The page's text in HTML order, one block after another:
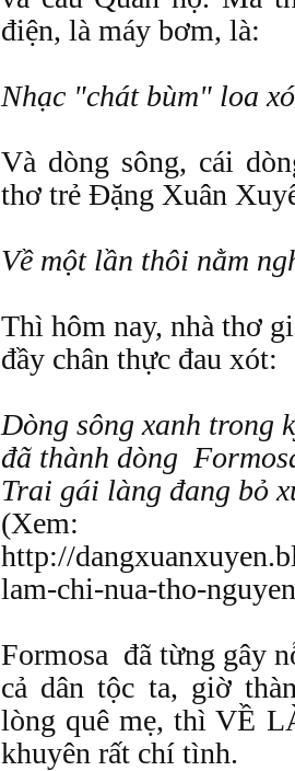
điện, là máy bơm, là:
Nhạc "chát bùm" loa
Và dòng sông, cái
thơ trẻ Đặng Xuân
Về một lần thôi nằm
Thì hôm nay, nhà thơ
đầy chân thực đau xót:
Dòng sông xanh trong
đã thành dòng
Trai gái làng đang bỏ
(Xem:
http://
lam-chi-nua-tho-
Formosa đã từng gây
cả dân tộc ta, giờ
lòng quê mẹ, thì VỀ
khuyên rất chí tình.